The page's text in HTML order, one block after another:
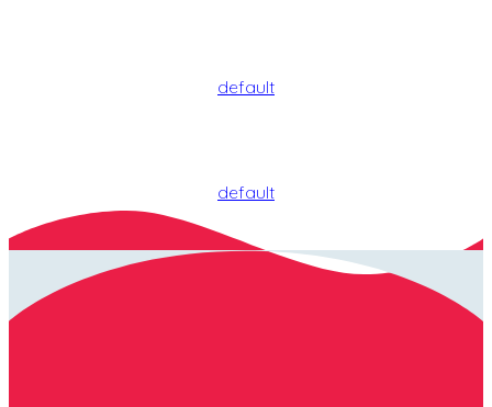
default
default